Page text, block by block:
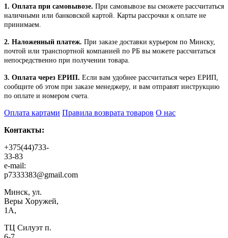
1. Оплата при самовывозе. При самовывозе вы сможете рассчитаться
наличными или банковской картой. Карты рассрочки к оплате не
принимаем.
2. Наложенный платеж. При заказе доставки курьером по Минску,
почтой или транспортной компанией по РБ вы можете рассчитаться
непосредственно при получении товара.
3. Оплата через ЕРИП. Если вам удобнее рассчитаться через ЕРИП,
сообщите об этом при заказе менеджеру, и вам отправят инструкцию
по оплате и номером счета.
Оплата картами Правила возврата товаров О нас
Контакты:
+375(44)733-
33-83
e-mail:
p7333383@gmail.com
Минск, ул.
Веры Хоружей,
1А,
ТЦ Силуэт п.